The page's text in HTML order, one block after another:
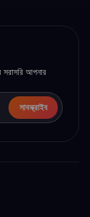
সরাসরি আপনার
সাবস্ক্রাইব